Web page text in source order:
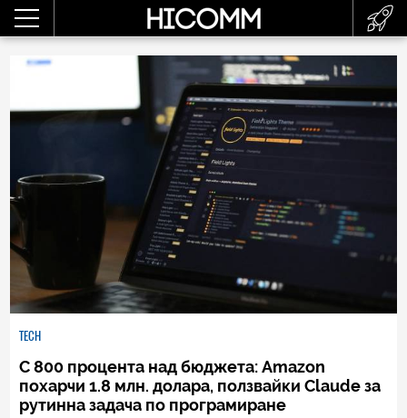
TECH
С 800 процента над бюджета: Amazon
похарчи 1.8 млн. долара, ползвайки Claude за
рутинна задача по програмиране